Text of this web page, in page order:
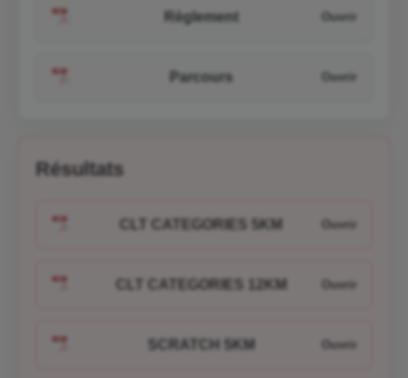
Règlement
Parcours
Résultats
CLT CATEGORIES 5KM
CLT CATEGORIES 12KM
SCRATCH 5KM